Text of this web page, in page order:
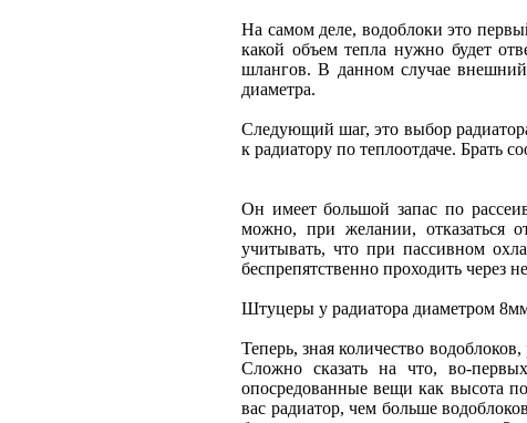
На самом деле, водоблоки это
какой объем тепла нужно будет
шлангов. В данном случае
диаметра.
Следующий шаг, это выбор
к радиатору по теплоотдаче. Брать
Он имеет большой запас по
можно, при желании, отказаться
учитывать, что при пассивном
беспрепятственно проходить через
Штуцеры у радиатора диаметром
Теперь, зная количество
Сложно сказать на что, во-
опосредованные вещи как высота
вас радиатор, чем больше